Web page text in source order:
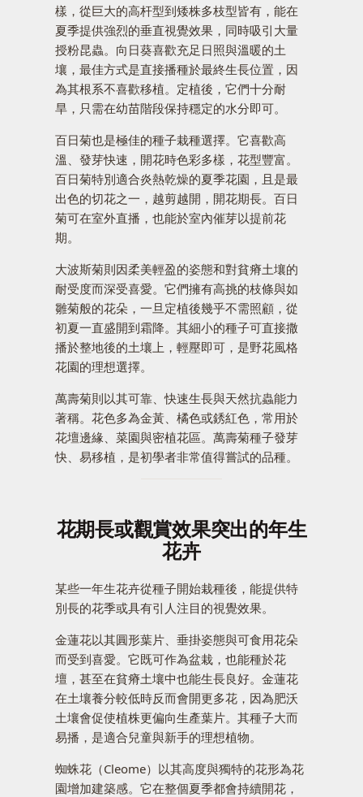
樣，從巨大的高杆型到矮株多枝型皆有，能在
夏季提供強烈的垂直視覺效果，同時吸引大量
授粉昆蟲。向日葵喜歡充足日照與溫暖的土
壤，最佳方式是直接播種於最終生長位置，因
為其根系不喜歡移植。定植後，它們十分耐
旱，只需在幼苗階段保持穩定的水分即可。
百日菊也是極佳的種子栽種選擇。它喜歡高
溫、發芽快速，開花時色彩多樣，花型豐富。
百日菊特別適合炎熱乾燥的夏季花園，且是最
出色的切花之一，越剪越開，開花期長。百日
菊可在室外直播，也能於室內催芽以提前花
期。
大波斯菊則因柔美輕盈的姿態和對貧瘠土壤的
耐受度而深受喜愛。它們擁有高挑的枝條與如
雛菊般的花朵，一旦定植後幾乎不需照顧，從
初夏一直盛開到霜降。其細小的種子可直接撒
播於整地後的土壤上，輕壓即可，是野花風格
花園的理想選擇。
萬壽菊則以其可靠、快速生長與天然抗蟲能力
著稱。花色多為金黃、橘色或銹紅色，常用於
花壇邊緣、菜園與密植花區。萬壽菊種子發芽
快、易移植，是初學者非常值得嘗試的品種。
花期長或觀賞效果突出的年生
花卉
某些一年生花卉從種子開始栽種後，能提供特
別長的花季或具有引人注目的視覺效果。
金蓮花以其圓形葉片、垂掛姿態與可食用花朵
而受到喜愛。它既可作為盆栽，也能種於花
壇，甚至在貧瘠土壤中也能生長良好。金蓮花
在土壤養分較低時反而會開更多花，因為肥沃
土壤會促使植株更偏向生產葉片。其種子大而
易播，是適合兒童與新手的理想植物。
蜘蛛花（Cleome）以其高度與獨特的花形為花
園增加建築感。它在整個夏季都會持續開花，